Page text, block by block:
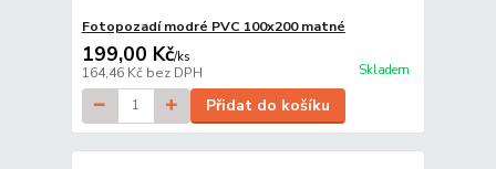
Fotopozadí modré PVC 100x200 matné
199,00 Kč/ks
164,46 Kč bez DPH Skladem
Přidat do košíku